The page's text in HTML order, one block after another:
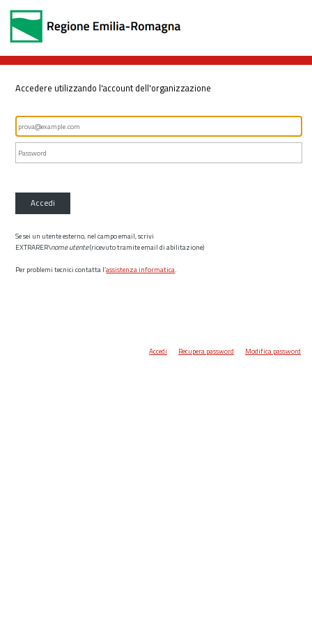
Accedere utilizzando l'account dell'organizzazione
Accedi
Se sei un utente esterno, nel campo email, scrivi
EXTRARER\nome utente(ricevuto tramite email di abilitazione)
Per problemi tecnici contatta l’assistenza informatica.
Accedi Recupera password Modifica password